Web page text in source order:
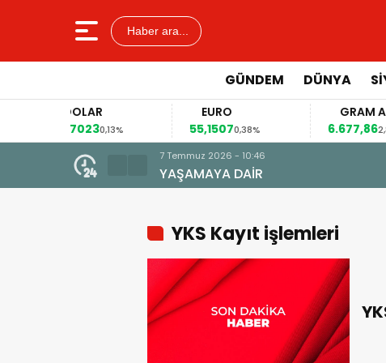
Haber ara...
GÜNDEM DÜNYA
DOLAR
0,13%
EURO
55,15070,38%
GRAM ALTIN
6.677,862,85%
7 Temmuz 2026 - 10:46
YAŞAMAYA DAİR
YKS Kayıt işlemleri